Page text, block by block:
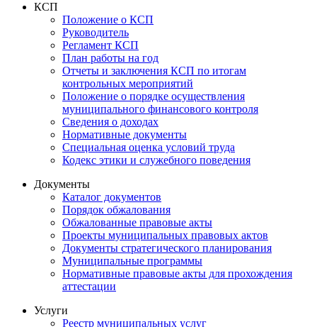
КСП
Положение о КСП
Руководитель
Регламент КСП
План работы на год
Отчеты и заключения КСП по итогам
контрольных мероприятий
Положение о порядке осуществления
муниципального финансового контроля
Сведения о доходах
Нормативные документы
Специальная оценка условий труда
Кодекс этики и служебного поведения
Документы
Каталог документов
Порядок обжалования
Обжалованные правовые акты
Проекты муниципальных правовых актов
Документы стратегического планирования
Муниципальные программы
Нормативные правовые акты для прохождения
аттестации
Услуги
Реестр муниципальных услуг